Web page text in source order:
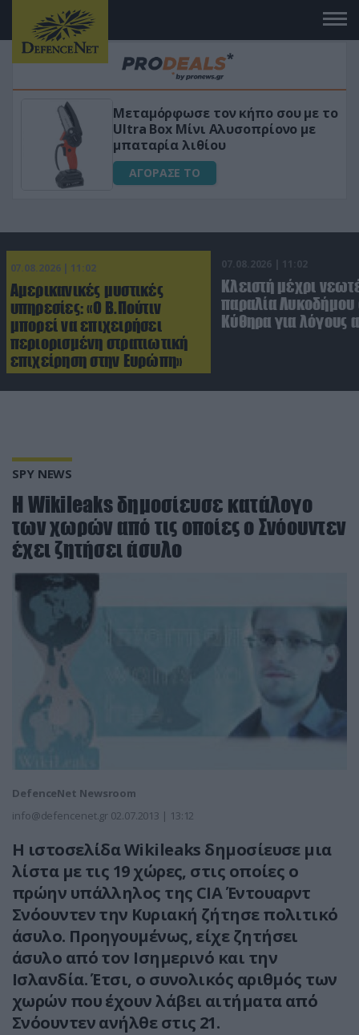
σου με το
με
«Μαγική» φόρμουλα
για αύξηση της λίμπιντο
ΑΓΟΡΑΣΕ ΤΟ
07.08.2026 | 11:02
Αμερικανικές μυστικές
υπηρεσίες: «Ο Β.Πούτιν
μπορεί να επιχειρήσει
περιορισμένη στρατιωτική
επιχείρηση στην Ευρώπη»
07.08.2026 | 11:02
Κλειστή μέχρι
παραλία Λυκοδήμου
Κύθηρα για λόγους
SPY NEWS
Η Wikileaks δημοσίευσε κατάλογο
των χωρών από τις οποίες ο Σνόουντεν
έχει ζητήσει άσυλο
DefenceNet Newsroom
info@defencenet.gr 02.07.2013 | 13:12
Η ιστοσελίδα Wikileaks δημοσίευσε μια
λίστα με τις 19 χώρες, στις οποίες ο
πρώην υπάλληλος της CIA Έντουαρντ
Σνόουντεν την Κυριακή ζήτησε πολιτικό
άσυλο. Προηγουμένως, είχε ζητήσει
άσυλο από τον Ισημερινό και την
Ισλανδία. Έτσι, ο συνολικός αριθμός των
χωρών που έχουν λάβει αιτήματα από
Σνόουντεν ανήλθε στις 21.